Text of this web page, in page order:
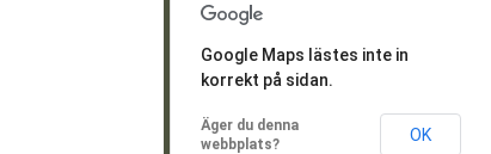
Google Maps lästes inte in
korrekt på sidan.
Äger du denna
webbplats?
OK